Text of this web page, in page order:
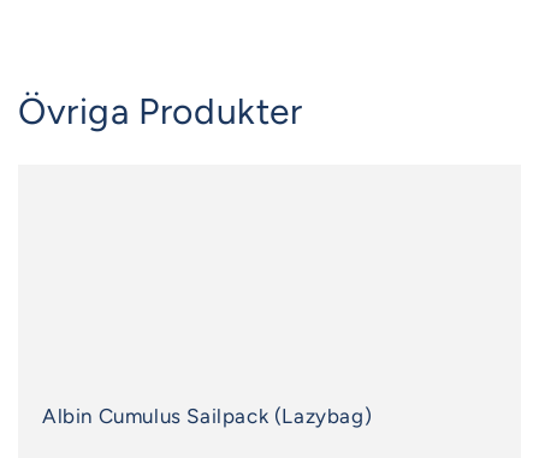
Övriga Produkter
Albin Cumulus Sailpack (Lazybag)